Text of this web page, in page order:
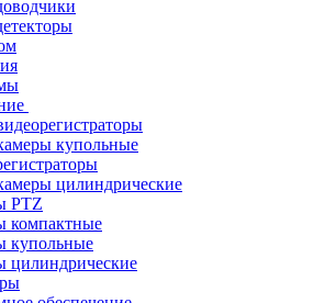
купольные
цилиндрические
PTZ
компактные
купольные
цилиндрические